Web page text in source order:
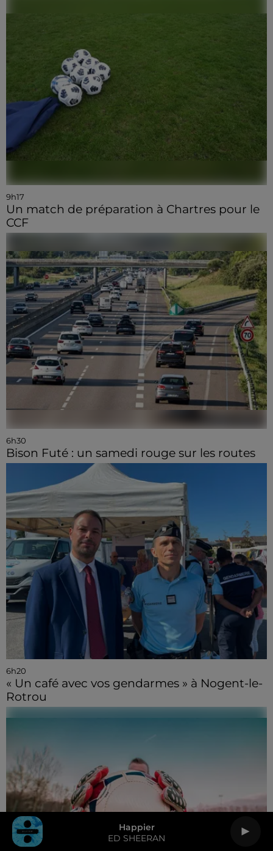
Happier
ED SHEERAN
9h17
Un match de préparation à Chartres pour le
CCF
6h30
Bison Futé : un samedi rouge sur les routes
6h20
« Un café avec vos gendarmes » à Nogent-le-
Rotrou